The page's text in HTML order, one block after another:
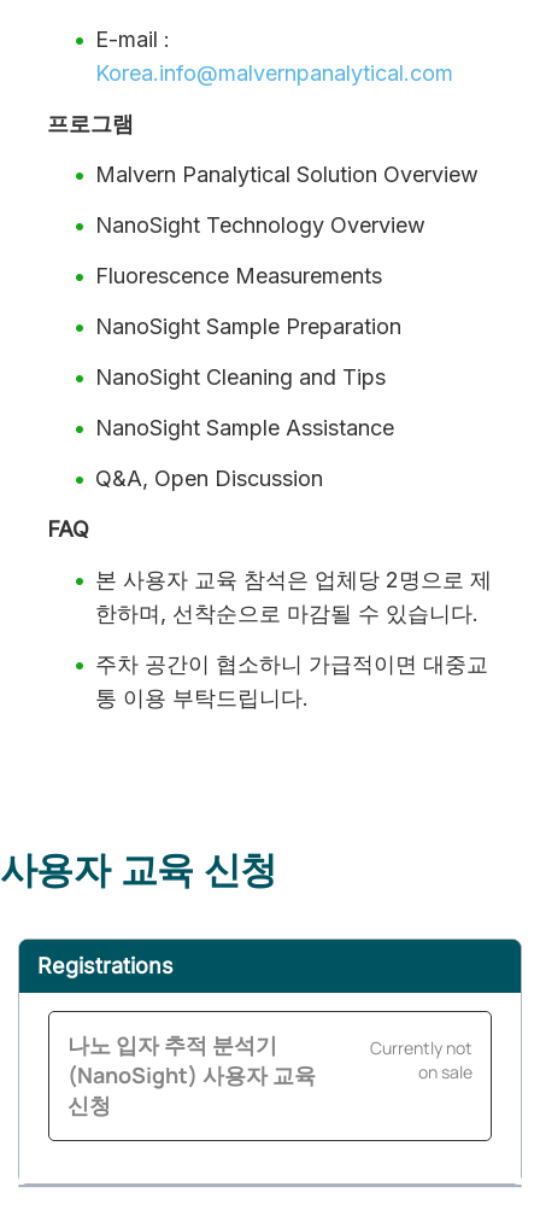
E-mail :
Korea.info@malvernpanalytical.com
프로그램
Malvern Panalytical Solution Overview
NanoSight Technology Overview
Fluorescence Measurements
NanoSight Sample Preparation
NanoSight Cleaning and Tips
NanoSight Sample Assistance
Q&A, Open Discussion
FAQ
본 사용자 교육 참석은 업체당 2명으로 제
한하며, 선착순으로 마감될 수 있습니다.
주차 공간이 협소하니 가급적이면 대중교
통 이용 부탁드립니다.
사용자 교육 신청